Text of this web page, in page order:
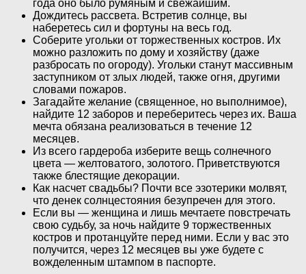
года оно было румяным и свежайшим.
Дождитесь рассвета. Встретив солнце, вы
наберетесь сил и фортуны на весь год.
Соберите угольки от торжественных костров. Их
можно разложить по дому и хозяйству (даже
разбросать по огороду). Угольки станут массивным
заступником от злых людей, также огня, другими
словами пожаров.
Загадайте желание (священное, но выполнимое),
найдите 12 заборов и переберитесь через их. Ваша
мечта обязана реализоваться в течение 12
месяцев.
Из всего гардероба изберите вещь солнечного
цвета — желтоватого, золотого. Приветствуются
также блестящие декорации.
Как насчет свадьбы? Почти все эзотерики молвят,
что денек солнцестояния безупречен для этого.
Если вы — женщина и лишь мечтаете повстречать
свою судьбу, за ночь найдите 9 торжественных
костров и протанцуйте перед ними. Если у вас это
получится, через 12 месяцев вы уже будете с
вожделенным штампом в паспорте.